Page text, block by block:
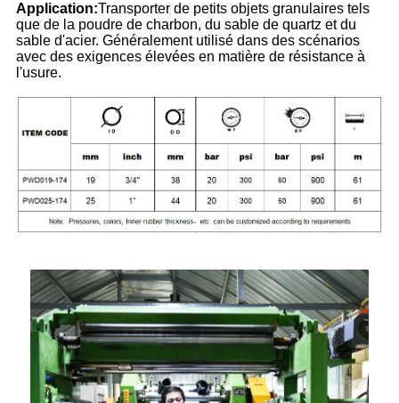
Application:Transporter de petits objets granulaires tels
que de la poudre de charbon, du sable de quartz et du
sable d'acier. Généralement utilisé dans des scénarios
avec des exigences élevées en matière de résistance à
l'usure.